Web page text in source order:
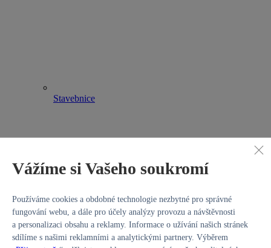
Stavebnice
profese
Kategorie
LEGO® pro kluky
Stavebnice
Venkovní hračky
Vážíme si Vašeho soukromí
Používáme cookies a obdobné technologie nezbytné pro správné
fungování webu, a dále pro účely analýzy provozu a návštěvnosti
a personalizaci obsahu a reklamy. Informace o užívání našich stránek
sdílíme s našimi reklamními a analytickými partnery. Výběrem